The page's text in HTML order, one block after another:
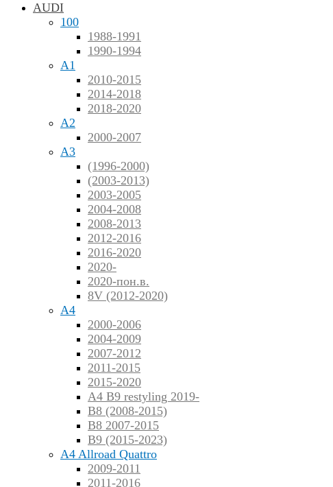
AUDI
100
1988-1991
1990-1994
A1
2010-2015
2014-2018
2018-2020
A2
2000-2007
A3
(1996-2000)
(2003-2013)
2003-2005
2004-2008
2008-2013
2012-2016
2016-2020
2020-
2020-пон.в.
8V (2012-2020)
A4
2000-2006
2004-2009
2007-2012
2011-2015
2015-2020
A4 B9 restyling 2019-
B8 (2008-2015)
B8 2007-2015
B9 (2015-2023)
A4 Allroad Quattro
2009-2011
2011-2016